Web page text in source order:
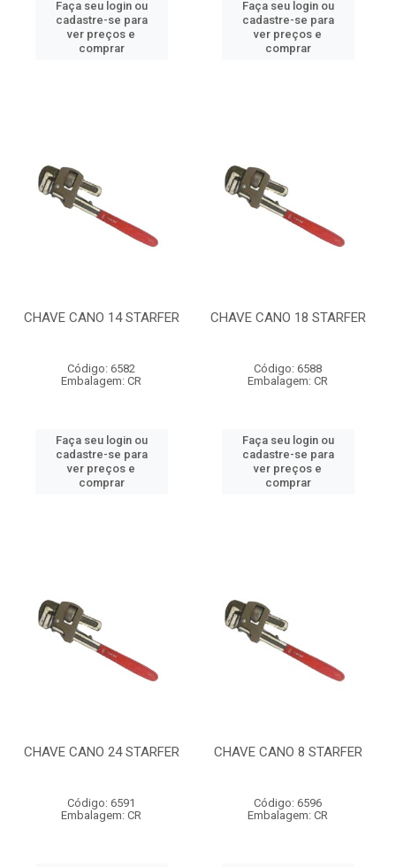
Faça seu login ou
cadastre-se para
ver preços e
comprar
Faça seu login ou
cadastre-se para
ver preços e
comprar
CHAVE CANO 14 STARFER
Código: 6582
Embalagem: CR
Faça seu login ou
cadastre-se para
ver preços e
comprar
CHAVE CANO 18 STARFER
Código: 6588
Embalagem: CR
Faça seu login ou
cadastre-se para
ver preços e
comprar
CHAVE CANO 24 STARFER
Código: 6591
Embalagem: CR
CHAVE CANO 8 STARFER
Código: 6596
Embalagem: CR